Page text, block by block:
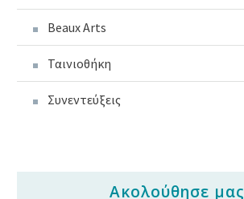
Beaux Arts
Ταινιοθήκη
Συνεντεύξεις
Ακολούθησε μας